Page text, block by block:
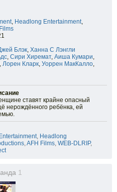
, Headlong Entertainment,
Блэк, Ханна С Лэнгли
, Сири Хиремат, Аиша Кумари,
, Лорен Кларк, Уоррен МакКалло,
ставят крайне опасный
нерождённого ребёнка, ей
, Headlong
,AFH Films, WEB-DLRIP,
1